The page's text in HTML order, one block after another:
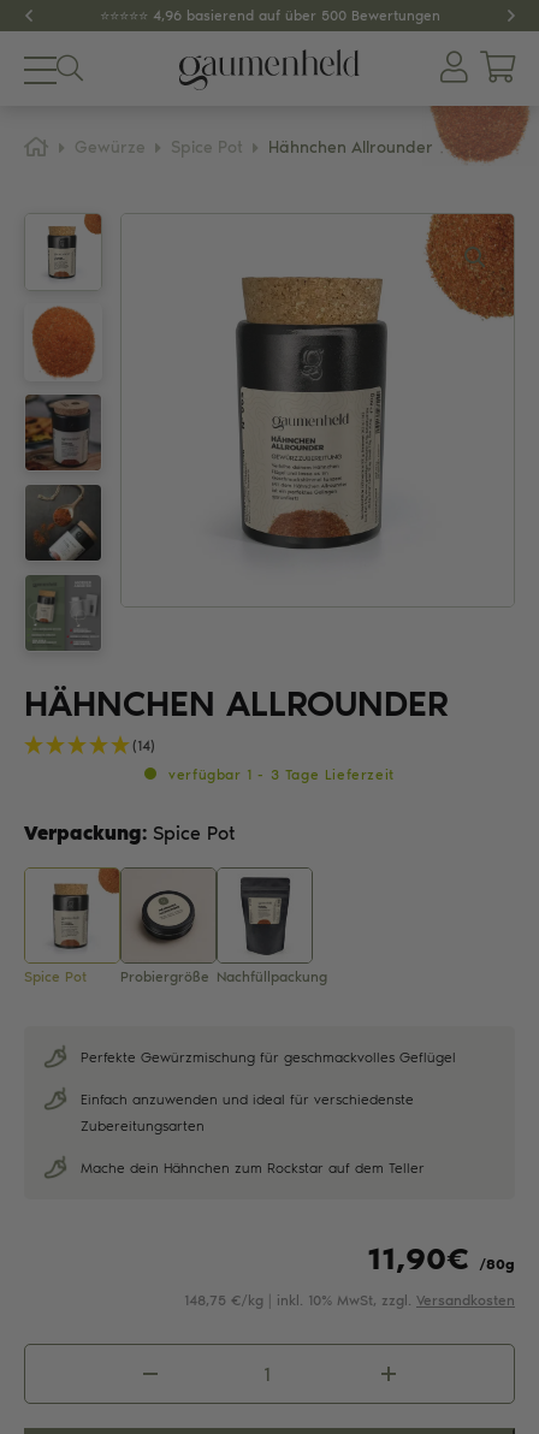
⭐️⭐️⭐️⭐️⭐️ 4,96 basierend auf über 500 Bewertungen
Gewürze
Tee
Dips & Pestos
Zubehör
GESCHENKIDEEN
Gewürze Spice Pot Hähnchen Allrounder
HÄHNCHEN ALLROUNDER
(14)
verfügbar 1 - 3 Tage Lieferzeit
Verpackung: Spice Pot
Spice Pot Probiergröße Nachfüllpackung
Perfekte Gewürzmischung für geschmackvolles Geflügel
Einfach anzuwenden und ideal für verschiedenste
Zubereitungsarten
Mache dein Hähnchen zum Rockstar auf dem Teller
11,90€ /80g
148,75 €/kg | inkl. 10% MwSt, zzgl. Versandkosten